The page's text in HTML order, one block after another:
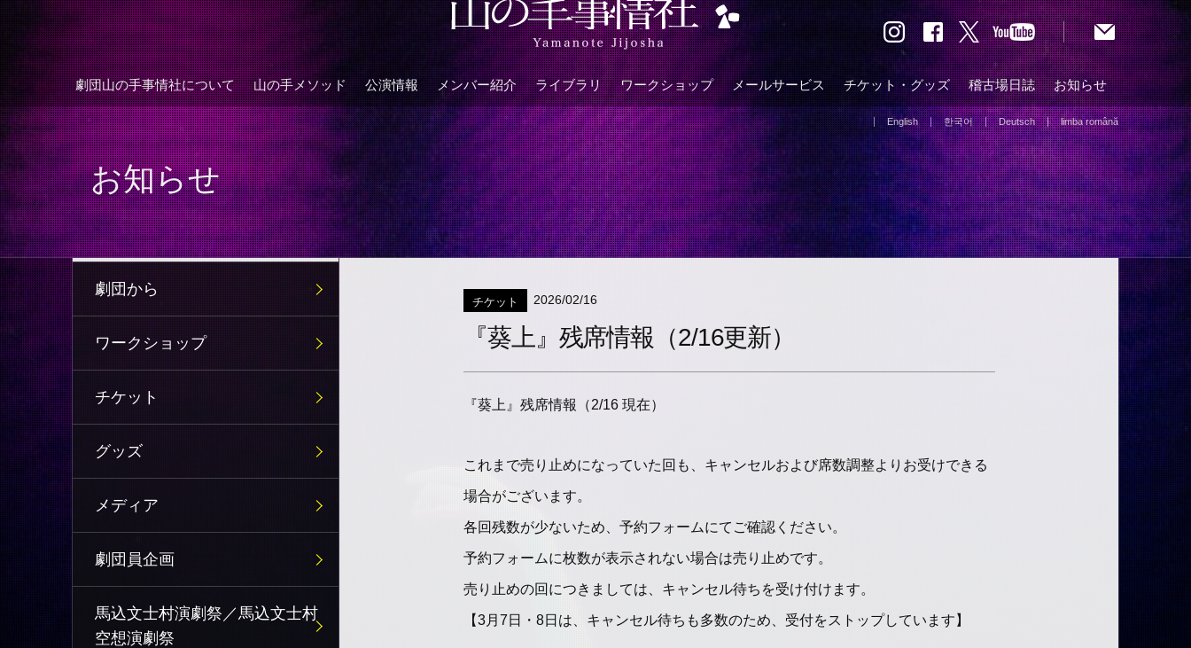
劇団山の手事情社について 山の手メソッド 公演情報 メンバー紹介 ライブラリ ワークショップ メールサービス チケット・グッズ 稽古場日誌 お知らせ
English 한국어 Deutsch limba română
お知らせ
チケット 2026/02/16
『葵上』残席情報（2/16更新）
『葵上』残席情報（2/16 現在）
これまで売り止めになっていた回も、キャンセルおよび席数調整よりお受けできる
場合がございます。
各回残数が少ないため、予約フォームにてご確認ください。
予約フォームに枚数が表示されない場合は売り止めです。
売り止めの回につきましては、キャンセル待ちを受け付けます。
【3月7日・8日は、キャンセル待ちも多数のため、受付をストップしています】
劇団から
ワークショップ
チケット
グッズ
メディア
劇団員企画
馬込文士村演劇祭／馬込文士村
空想演劇祭